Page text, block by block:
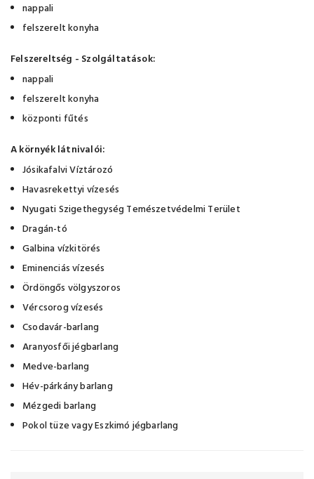
nappali
felszerelt konyha
Felszereltség - Szolgáltatások:
nappali
felszerelt konyha
központi fűtés
A környék látnivalói:
Jósikafalvi Víztározó
Havasrekettyi vízesés
Nyugati Szigethegység Temészetvédelmi Terület
Dragán-tó
Galbina vízkitörés
Eminenciás vízesés
Ördöngős völgyszoros
Vércsorog vízesés
Csodavár-barlang
Aranyosfői jégbarlang
Medve-barlang
Hév-párkány barlang
Mézgedi barlang
Pokol tüze vagy Eszkimó jégbarlang